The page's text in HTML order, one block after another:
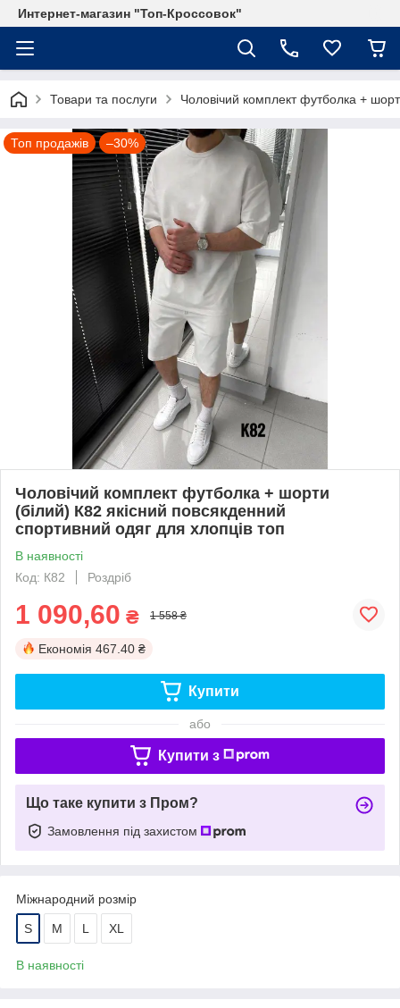
Интернет-магазин "Топ-Кроссовок"
Товари та послуги Чоловічий комплект футболка +
Топ продажів –30%
Чоловічий комплект футболка + шорти
(білий) К82 якісний повсякденний
спортивний одяг для хлопців топ
В наявності
Код: К82
Роздріб
1 090,60 ₴ 1 558 ₴
Економія 467.40 ₴
Купити
або
Купити з
Що таке купити з Пром?
Замовлення під захистом
Міжнародний розмір
S M L XL
В наявності